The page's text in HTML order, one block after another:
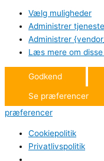
Vælg muligheder
Administrer
Administrer
Læs mere om
Godkend
Se præferencer
præferencer
Cookiepolitik
Privatlivspolitik